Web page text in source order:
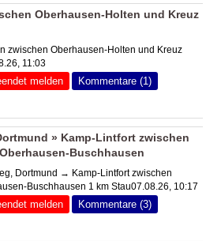
Oberhausen-Holten und Kreuz
zwischen Oberhausen-Holten und Kreuz
11:03
melden Kommentare (1)
» Kamp-Lintfort zwischen
Buschhausen
Dortmund → Kamp-Lintfort zwischen
Buschhausen 1 km Stau07.08.26, 10:17
melden Kommentare (3)